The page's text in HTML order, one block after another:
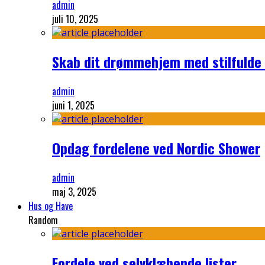
admin
juli 10, 2025
Skab dit drømmehjem med
admin
juni 1, 2025
Opdag fordelene ved Nordic Shower
admin
maj 3, 2025
Hus og Have
Random